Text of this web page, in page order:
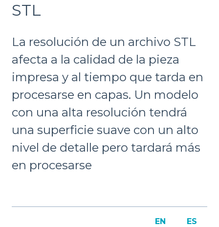
STL
La resolución de un archivo STL
afecta a la calidad de la pieza
impresa y al tiempo que tarda en
procesarse en capas. Un modelo
con una alta resolución tendrá
una superficie suave con un alto
nivel de detalle pero tardará más
en procesarse
EN ES